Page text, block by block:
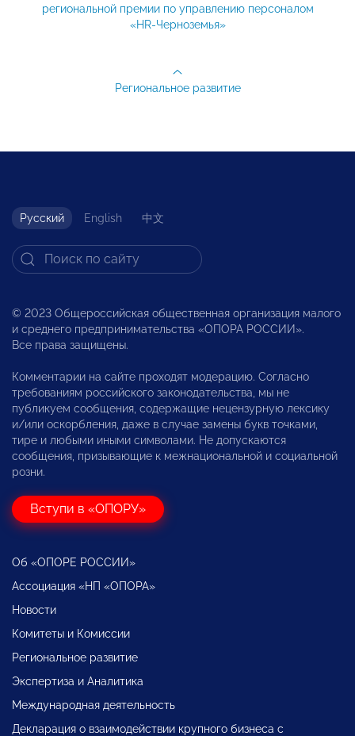
региональной премии по управлению персоналом
«HR-Черноземья»
Региональное развитие
Русский English 中文
© 2023 Общероссийская общественная организация малого
и среднего предпринимательства «ОПОРА РОССИИ».
Все права защищены.
Комментарии на сайте проходят модерацию. Согласно
требованиям российского законодательства, мы не
публикуем сообщения, содержащие нецензурную лексику
и/или оскорбления, даже в случае замены букв точками,
тире и любыми иными символами. Не допускаются
сообщения, призывающие к межнациональной и социальной
розни.
Вступи в «ОПОРУ»
Об «ОПОРЕ РОССИИ»
Ассоциация «НП «ОПОРА»
Новости
Комитеты и Комиссии
Региональное развитие
Экспертиза и Аналитика
Международная деятельность
Декларация о взаимодействии крупного бизнеса с